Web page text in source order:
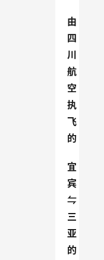
由
四
川
航
空
执
飞
的
宜
宾
⇋
三
亚
的